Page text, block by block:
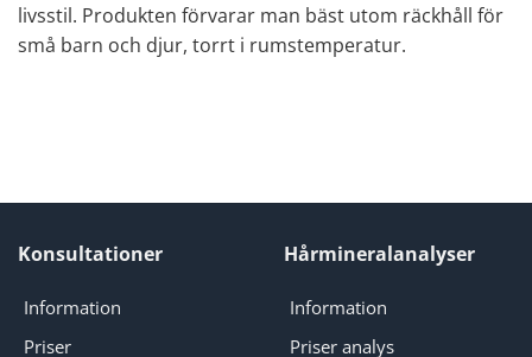
livsstil. Produkten förvarar man bäst utom räckhåll för
små barn och djur, torrt i rumstemperatur.
Konsultationer
Information
Priser
Hårmineralanalyser
Information
Priser analys